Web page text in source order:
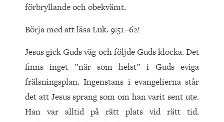
förbryllande och obekvämt.
Börja med att läsa Luk. 9:51‒62!
Jesus gick Guds väg och följde Guds klocka. Det
finns inget ”när som helst” i Guds eviga
frälsningsplan. Ingenstans i evangelierna står
det att Jesus sprang som om han varit sent ute.
Han var alltid på rätt plats vid rätt tid.